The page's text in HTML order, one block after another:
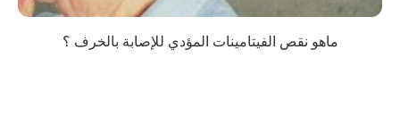
ماهو نقص الفيتامينات المؤدي للإصابة بالخرف ؟